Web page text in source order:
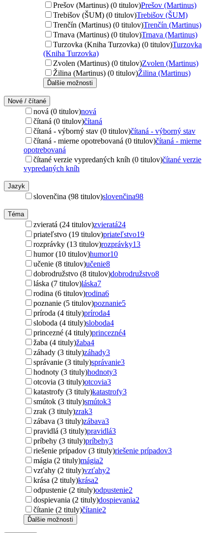
Prešov (Martinus) (0 titulov)Prešov (Martinus)
Trebišov (ŠUM) (0 titulov)Trebišov (ŠUM)
Trenčín (Martinus) (0 titulov)Trenčín (Martinus)
Trnava (Martinus) (0 titulov)Trnava (Martinus)
Turzovka (Kniha Turzovka) (0 titulov)Turzovka
(Kniha Turzovka)
Zvolen (Martinus) (0 titulov)Zvolen (Martinus)
Žilina (Martinus) (0 titulov)Žilina (Martinus)
Ďalšie možnosti
Nové / čítané
nová (0 titulov)nová
čítaná (0 titulov)čítaná
čítaná - výborný stav (0 titulov)čítaná - výborný stav
čítaná - mierne opotrebovaná (0 titulov)čítaná - mierne
opotrebovaná
čítané verzie vypredaných kníh (0 titulov)čítané verzie
vypredaných kníh
Jazyk
slovenčina (98 titulov)slovenčina98
Téma
zvieratá (24 titulov)zvieratá24
priateľstvo (19 titulov)priateľstvo19
rozprávky (13 titulov)rozprávky13
humor (10 titulov)humor10
učenie (8 titulov)učenie8
dobrodružstvo (8 titulov)dobrodružstvo8
láska (7 titulov)láska7
rodina (6 titulov)rodina6
poznanie (5 titulov)poznanie5
príroda (4 tituly)príroda4
sloboda (4 tituly)sloboda4
princezné (4 tituly)princezné4
žaba (4 tituly)žaba4
záhady (3 tituly)záhady3
správanie (3 tituly)správanie3
hodnoty (3 tituly)hodnoty3
otcovia (3 tituly)otcovia3
katastrofy (3 tituly)katastrofy3
smútok (3 tituly)smútok3
zrak (3 tituly)zrak3
zábava (3 tituly)zábava3
pravidlá (3 tituly)pravidlá3
príbehy (3 tituly)príbehy3
riešenie prípadov (3 tituly)riešenie prípadov3
mágia (2 tituly)mágia2
vzťahy (2 tituly)vzťahy2
krása (2 tituly)krása2
odpustenie (2 tituly)odpustenie2
dospievania (2 tituly)dospievania2
čítanie (2 tituly)čítanie2
Ďalšie možnosti